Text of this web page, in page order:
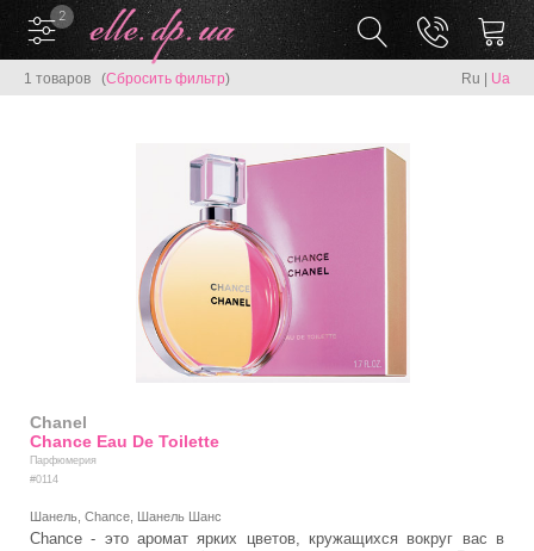
2
1 товаров (Сбросить фильтр) Ru Ua
Chanel
Chance Eau De Toilette
Парфюмерия
#0114
Шанель, Chance, Шанель Шанс
Chance - это аромат ярких цветов, кружащихся вокруг вас в